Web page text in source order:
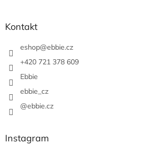
Kontakt
eshop@ebbie.cz
+420 721 378 609
Ebbie
ebbie_cz
@ebbie.cz
Instagram